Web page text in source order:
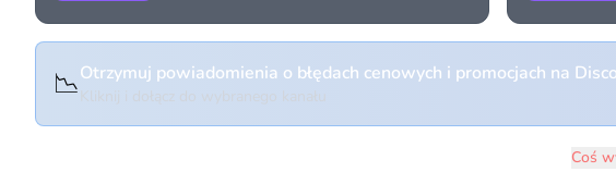
📉Otrzymuj powiadomienia o błędach cenowych i promocjach na
Coś